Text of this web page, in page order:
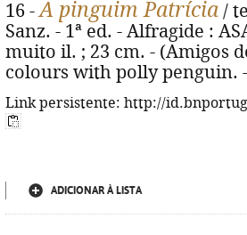
16 -A pinguim Patrícia /
Sanz. - 1ª ed. - Alfragide :
muito il. ; 23 cm. - (Amigos
colours with polly penguin. -
Link persistente: http://
ADICIONAR À LISTA